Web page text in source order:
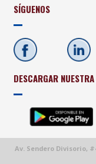
SÍGUENOS
DESCARGAR
Av. Sendero Divisorio,